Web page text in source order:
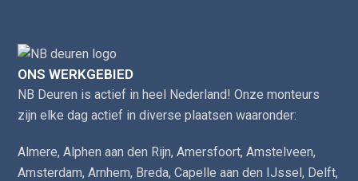
ONS WERKGEBIED
NB Deuren is actief in heel Nederland! Onze monteurs
zijn elke dag actief in diverse plaatsen waaronder:
Almere,Alphen aan den Rijn,Amersfoort,Amstelveen,
Amsterdam,Arnhem, Breda,Capelle aan den IJssel, Delft,